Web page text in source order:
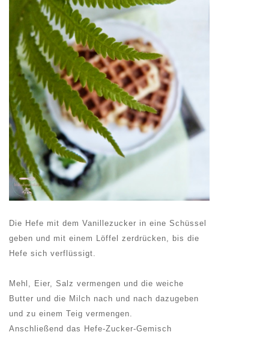
Die Hefe mit dem Vanillezucker in eine Schüssel
geben und mit einem Löffel zerdrücken, bis die
Hefe sich verflüssigt.
Mehl, Eier, Salz vermengen und die weiche
Butter und die Milch nach und nach dazugeben
und zu einem Teig vermengen.
Anschließend das Hefe-Zucker-Gemisch